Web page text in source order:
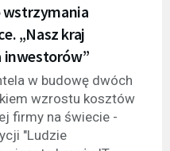
wstrzymania
„Nasz kraj
inwestorów”
w budowę dwóch
wzrostu kosztów
firmy na świecie -
"Ludzie